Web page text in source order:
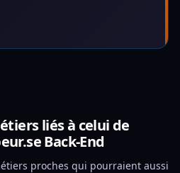
liés à celui de
Back-End
proches qui pourraient aussi